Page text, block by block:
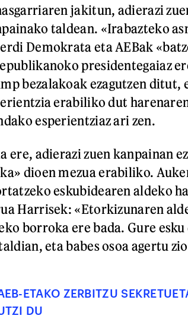
jakitun, adierazi
taldean. «Irabazteko
Demokrata eta AEBak
presidentegaiaz
bezalakoak ezagutzen ditut,
erabiliko dut
esperientziaz ari zen.
ere, adierazi zuen kanpainan
dioen mezua erabiliko.
eskubidearen aldeko
Harrisek: «Etorkizunaren
borroka ere bada. Gure esku
eta babes osoa agertu
ETAKO ZERBITZU
DU